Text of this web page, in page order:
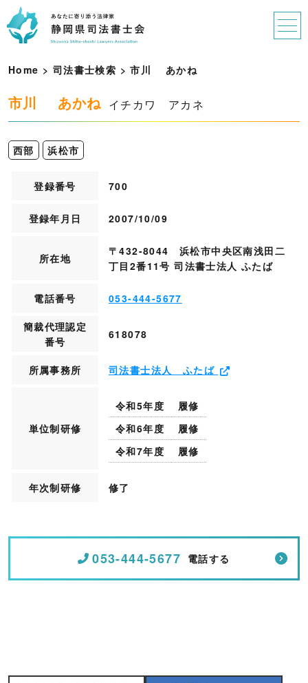
Home > 司法書士検索 >市 川 あかね
市川 あかね イチカワ アカネ
西部 浜松市
登録番号 700
登録年月日 2007/10/09
所在地
〒432-8044 浜松市中央区南浅田二
丁目2番11号 司法書士法人 ふたば
電話番号 053-444-5677
簡裁代理認定
番号
618078
所属事務所 司法書士法人 ふたば
単位制研修
令和5年度
履修
令和6年度
履修
令和7年度
履修
年次制研修 修了
053-444-5677 電話する